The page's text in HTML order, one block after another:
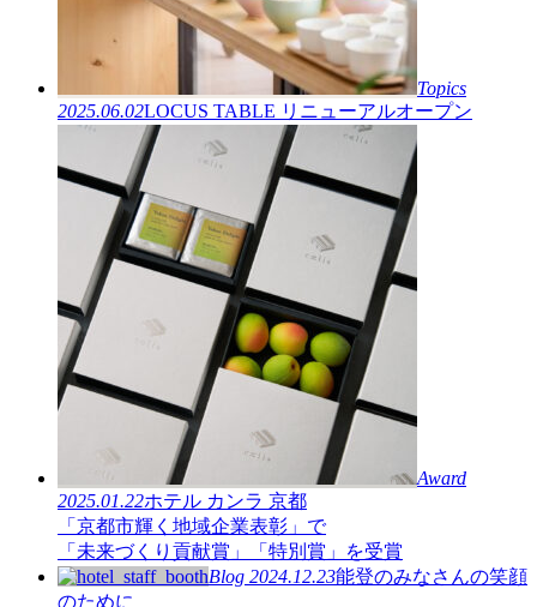
Topics
2025.06.02LOCUS TABLE リニューアルオープン
Award
2025.01.22ホテル カンラ 京都
「京都市輝く地域企業表彰」で
「未来づくり貢献賞」「特別賞」を受賞
Blog 2024.12.23能登のみなさんの笑顔
のために